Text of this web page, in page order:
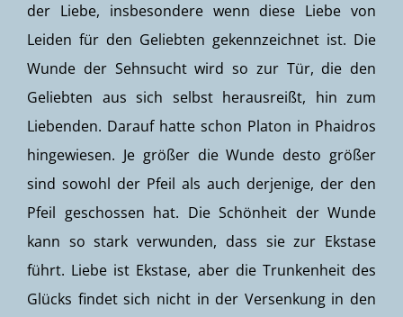
der Liebe, insbesondere wenn diese Liebe von
Leiden für den Geliebten gekennzeichnet ist. Die
Wunde der Sehnsucht wird so zur Tür, die den
Geliebten aus sich selbst herausreißt, hin zum
Liebenden. Darauf hatte schon Platon in Phaidros
hingewiesen. Je größer die Wunde desto größer
sind sowohl der Pfeil als auch derjenige, der den
Pfeil geschossen hat. Die Schönheit der Wunde
kann so stark verwunden, dass sie zur Ekstase
führt. Liebe ist Ekstase, aber die Trunkenheit des
Glücks findet sich nicht in der Versenkung in den